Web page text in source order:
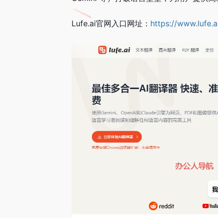
Lufe.ai官网入口网址： https://